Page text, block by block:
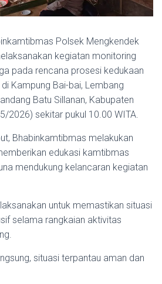
Polsek Mengkendek
kegiatan monitoring
pada rencana prosesi kedukaan
Kampung Bai-bai, Lembang
Batu Sillanan, Kabupaten
2026) sekitar pukul 10.00 WITA.
Bhabinkamtibmas melakukan
edukasi kamtibmas
mendukung kelancaran kegiatan
untuk memastikan situasi
selama rangkaian aktivitas
situasi terpantau aman dan